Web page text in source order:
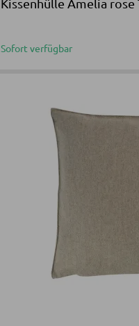
Kissenhülle Amelia rose
Sofort verfügbar